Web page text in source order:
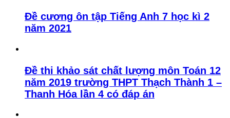
Đề cương ôn tập Tiếng Anh 7 học kì 2
năm 2021
Đề thi khảo sát chất lượng môn Toán 12
năm 2019 trường THPT Thạch Thành 1 –
Thanh Hóa lần 4 có đáp án